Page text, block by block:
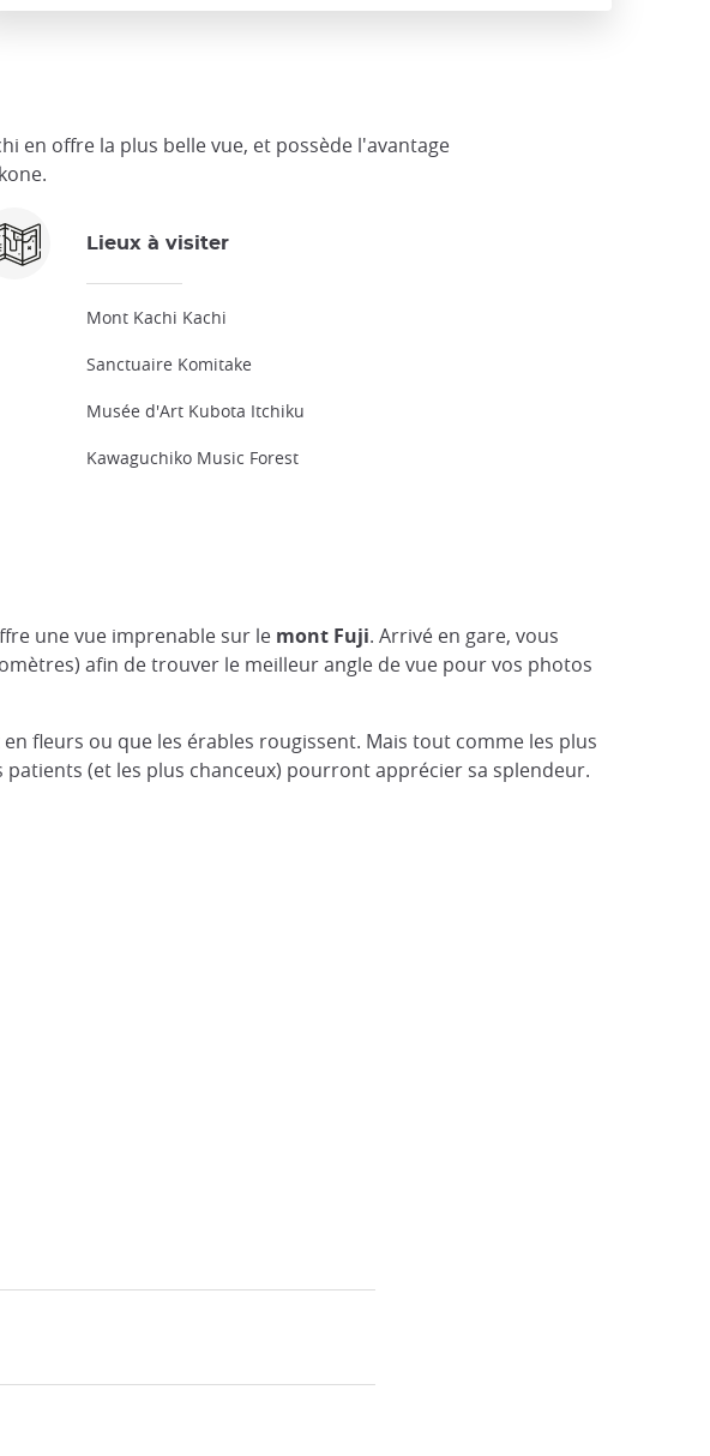
en offre la plus belle vue, et possède l'avantage
Lieux à visiter
Mont Kachi Kachi
Sanctuaire Komitake
Musée d'Art Kubota Itchiku
Kawaguchiko Music Forest
une vue imprenable sur le mont Fuji. Arrivé en gare, vous
afin de trouver le meilleur angle de vue pour vos photos
fleurs ou que les érables rougissent. Mais tout comme les plus
(et les plus chanceux) pourront apprécier sa splendeur.